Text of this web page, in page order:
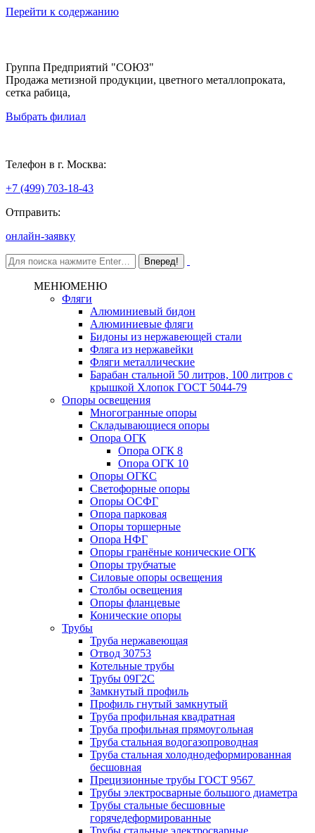
Перейти к содержанию
Группа Предприятий "СОЮЗ"
Продажа метизной продукции, цветного металлопроката,
сетка рабица,
Выбрать филиал
Телефон в г. Москва:
+7 (499) 703-18-43
Отправить:
онлайн-заявку
МЕНЮМЕНЮ
Фляги
Алюминиевый бидон
Алюминиевые фляги
Бидоны из нержавеющей стали
Фляга из нержавейки
Фляги металлические
Барабан стальной 50 литров, 100 литров с
крышкой Хлопок ГОСТ 5044-79
Опоры освещения
Многогранные опоры
Складывающиеся опоры
Опора ОГК
Опора ОГК 8
Опора ОГК 10
Опоры ОГКС
Светофорные опоры
Опоры ОСФГ
Опора парковая
Опоры торшерные
Опора НФГ
Опоры гранёные конические ОГК
Опоры трубчатые
Силовые опоры освещения
Столбы освещения
Опоры фланцевые
Конические опоры
Трубы
Труба нержавеющая
Отвод 30753
Котельные трубы
Трубы 09Г2С
Замкнутый профиль
Профиль гнутый замкнутый
Труба профильная квадратная
Труба профильная прямоугольная
Труба стальная водогазопроводная
Труба стальная холоднодеформированная
бесшовная
Прецизионные трубы ГОСТ 9567
Трубы электросварные большого диаметра
Трубы стальные бесшовные
горячедеформированные
Трубы стальные электросварные